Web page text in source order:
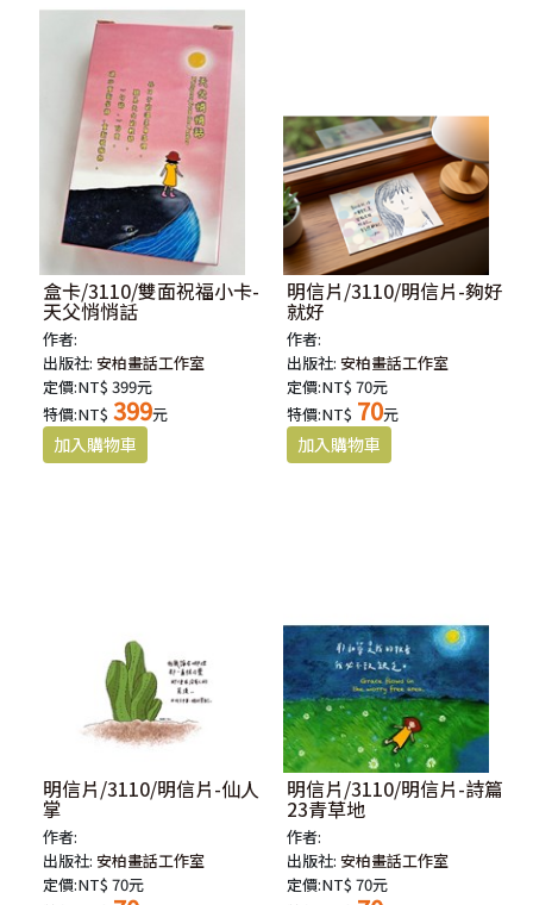
盒卡/3110/雙面祝福小卡-
天父悄悄話
作者:
出版社:安柏畫話工作室
定價:NT$ 399元
特價:NT$ 399元
明信片/3110/明信片-夠好
就好
作者:
出版社:安柏畫話工作室
定價:NT$ 70元
特價:NT$ 70元
明信片/3110/明信片-仙人
掌
作者:
出版社:安柏畫話工作室
定價:NT$ 70元
明信片/3110/明信片-詩篇
23青草地
作者:
出版社:安柏畫話工作室
定價:NT$ 70元